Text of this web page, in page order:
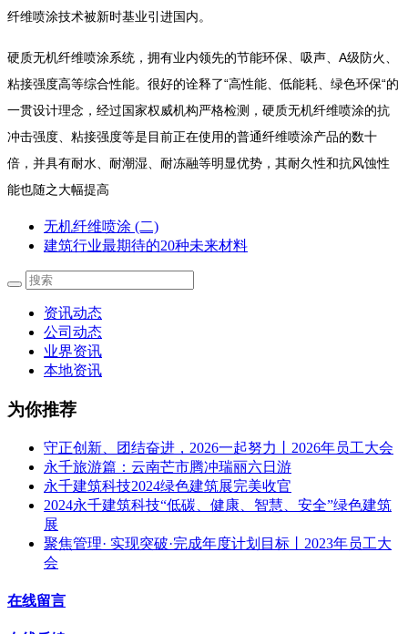
纤维喷涂技术被新时基业引进国内。
硬质无机纤维喷涂系统，拥有业内领先的节能环保、吸声、 A级防火、
粘接强度高等综合性能。很好的诠释了“高性能、低能耗、绿色环保“的
一贯设计理念， 经过国家权威机构严格检测，硬质无机纤维喷涂的抗
冲击强度、粘接强度等是目前正在使用的普通纤维喷涂产品的数十
倍，并具有耐水、耐潮湿、耐冻融等明显优势，其耐久性和抗风蚀性
能也随之大幅提高
无机纤维喷涂 (二)
建筑行业最期待的20种未来材料
资讯动态
公司动态
业界资讯
本地资讯
为你推荐
守正创新、团结奋进，2026一起努力丨2026年员工大会
永千旅游篇：云南芒市腾冲瑞丽六日游
永千建筑科技2024绿色建筑展完美收官
2024永千建筑科技“低碳、健康、智慧、安全”绿色建筑
展
聚焦管理· 实现突破·完成年度计划目标丨2023年员工大
会
在线留言